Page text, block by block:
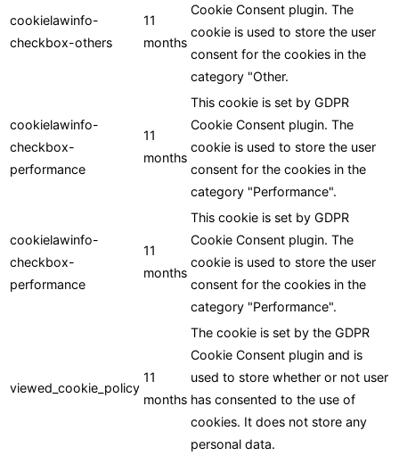
cookielawinfo-
checkbox-others
11
months
Cookie Consent plugin. The
cookie is used to store the user
consent for the cookies in the
category "Other.
cookielawinfo-
checkbox-
performance
11
months
This cookie is set by GDPR
Cookie Consent plugin. The
cookie is used to store the user
consent for the cookies in the
category "Performance".
cookielawinfo-
checkbox-
performance
11
months
This cookie is set by GDPR
Cookie Consent plugin. The
cookie is used to store the user
consent for the cookies in the
category "Performance".
viewed_cookie_policy
11
months
The cookie is set by the GDPR
Cookie Consent plugin and is
used to store whether or not user
has consented to the use of
cookies. It does not store any
personal data.